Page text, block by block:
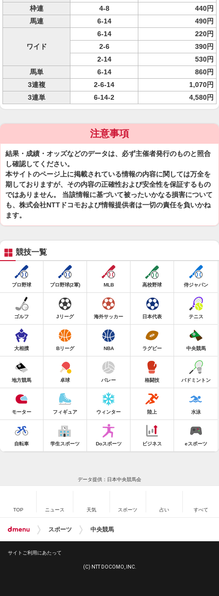
枠連
4-8
440円
馬連
6-14 490円
ワイド
6-14
220円
2-6
390円
2-14
530円
馬単
6-14
860円
3連複
2-6-14
1,070円
3連単
6-14-2 4,580円
注意事項
結果・成績・オッズなどのデータは、必ず主催者発行のものと照合
し確認してください。
本サイトのページ上に掲載されている情報の内容に関しては万全を
期しておりますが、その内容の正確性および安全性を保証するもの
ではありません。 当該情報に基づいて被ったいかなる損害について
も、株式会社NTTドコモおよび情報提供者は一切の責任を負いかね
ます。
競技一覧
プロ野球 プロ野球(2軍) MLB 高校野球 侍ジャパン
ゴルフ Jリーグ 海外サッカー 日本代表 テニス
大相撲 Bリーグ NBA ラグビー 中央競馬
地方競馬 卓球 バレー 格闘技 バドミントン
モーター フィギュア ウィンター 陸上 水泳
自転車 学生スポーツ Doスポーツ ビジネス eスポーツ
データ提供：日本中央競馬会
TOP ニュース 天気 スポーツ 占い すべて
スポーツ 中央競馬
サイトご利用にあたって
(C) NTT DOCOMO, INC.